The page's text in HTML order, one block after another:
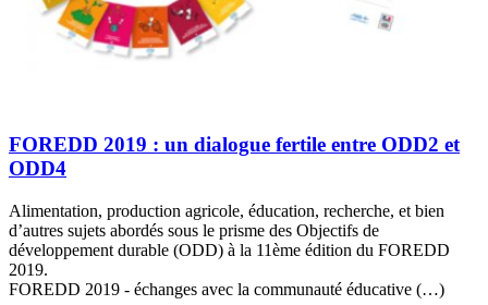
FOREDD 2019 : un dialogue fertile entre ODD2 et
ODD4
Alimentation, production agricole, éducation, recherche, et bien
d’autres sujets abordés sous le prisme des Objectifs de
développement durable (ODD) à la 11ème édition du FOREDD
2019.
FOREDD 2019 - échanges avec la communauté éducative (…)